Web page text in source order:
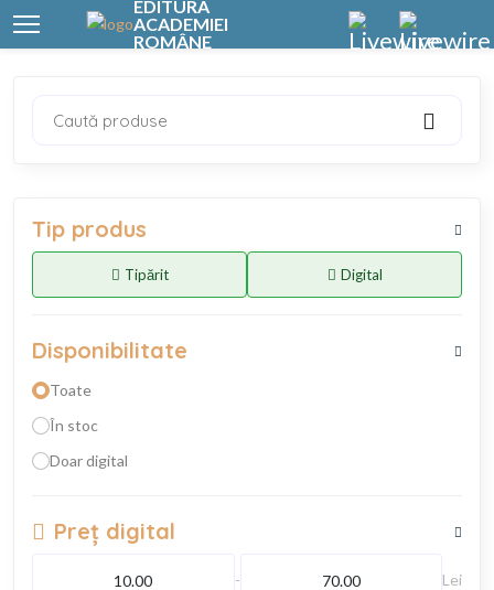
EDITURA
ACADEMIEI
ROMÂNE
Tip produs
Tipărit Digital
Disponibilitate
Toate
În stoc
Doar digital
Preț digital
- Lei